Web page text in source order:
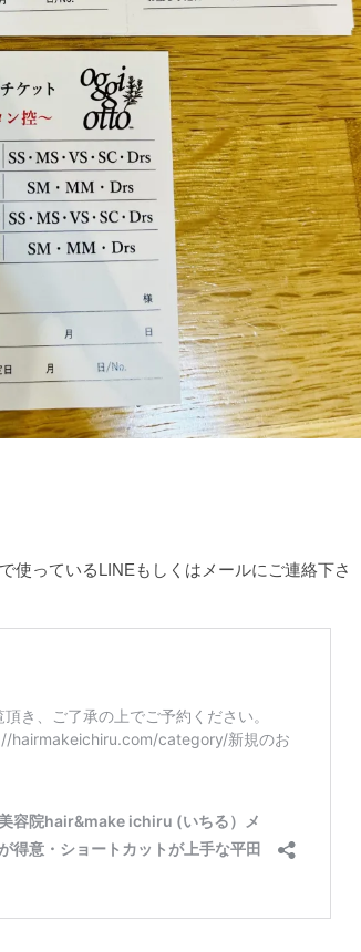
使っているLINEもしくはメールにご連絡下さ